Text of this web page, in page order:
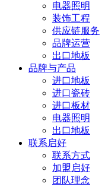
电器照明
装饰工程
供应链服务
品牌运营
出口地板
品牌与产品
进口地板
进口瓷砖
进口板材
电器照明
出口地板
联系启好
联系方式
加盟启好
团队理念